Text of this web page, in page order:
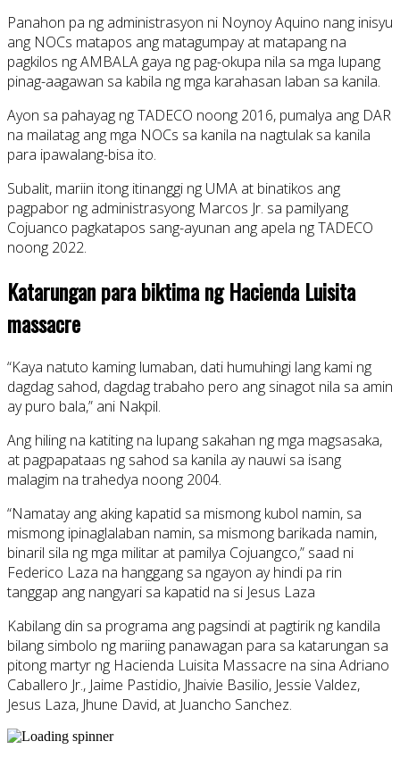
Panahon pa ng administrasyon ni Noynoy Aquino nang inisyu
ang NOCs matapos ang matagumpay at matapang na
pagkilos ng AMBALA gaya ng pag-okupa nila sa mga lupang
pinag-aagawan sa kabila ng mga karahasan laban sa kanila.
Ayon sa pahayag ng TADECO noong 2016, pumalya ang DAR
na mailatag ang mga NOCs sa kanila na nagtulak sa kanila
para ipawalang-bisa ito.
Subalit, mariin itong itinanggi ng UMA at binatikos ang
pagpabor ng administrasyong Marcos Jr. sa pamilyang
Cojuanco pagkatapos sang-ayunan ang apela ng TADECO
noong 2022.
Katarungan para biktima ng Hacienda Luisita
massacre
“Kaya natuto kaming lumaban, dati humuhingi lang kami ng
dagdag sahod, dagdag trabaho pero ang sinagot nila sa amin
ay puro bala,” ani Nakpil.
Ang hiling na katiting na lupang sakahan ng mga magsasaka,
at pagpapataas ng sahod sa kanila ay nauwi sa isang
malagim na trahedya noong 2004.
“Namatay ang aking kapatid sa mismong kubol namin, sa
mismong ipinaglalaban namin, sa mismong barikada namin,
binaril sila ng mga militar at pamilya Cojuangco,” saad ni
Federico Laza na hanggang sa ngayon ay hindi pa rin
tanggap ang nangyari sa kapatid na si Jesus Laza
Kabilang din sa programa ang pagsindi at pagtirik ng kandila
bilang simbolo ng mariing panawagan para sa katarungan sa
pitong martyr ng Hacienda Luisita Massacre na sina Adriano
Caballero Jr., Jaime Pastidio, Jhaivie Basilio, Jessie Valdez,
Jesus Laza, Jhune David, at Juancho Sanchez.